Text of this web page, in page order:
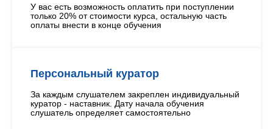
У вас есть возможность оплатить при поступлении
только 20% от стоимости курса, остальную часть
оплаты внести в конце обучения
Персональный куратор
За каждым слушателем закреплен индивидуальный
куратор - наставник. Дату начала обучения
слушатель определяет самостоятельно